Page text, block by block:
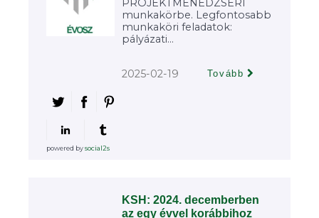
PROJEKTMENEDZSERI
munkakörbe. Legfontosabb
munkaköri feladatok:
pályázati...
2025-02-19 Tovább
powered bysocial2s
KSH: 2024. decemberben
az egy évvel korábbihoz